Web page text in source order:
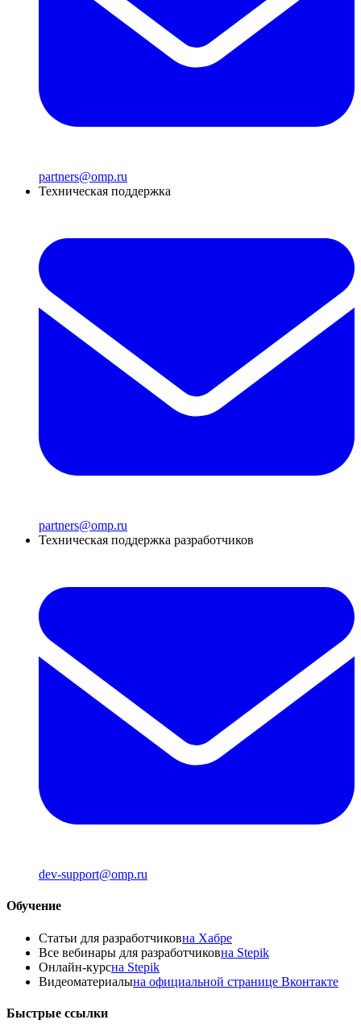
partners@omp.ru
Техническая поддержка
partners@omp.ru
Техническая поддержка разработчиков
dev-support@omp.ru
Обучение
Статьи для разработчиковна Хабре
Все вебинары для разработчиковна Stepik
Онлайн-курсна Stepik
Видеоматериалына официальной странице Вконтакте
Быстрые ссылки